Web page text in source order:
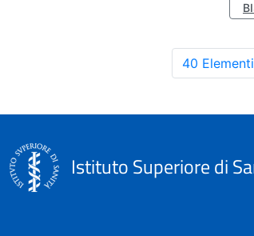
40 Elementi
Istituto Superiore di